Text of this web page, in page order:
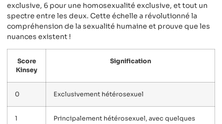
exclusive, 6 pour une homosexualité exclusive, et tout un
spectre entre les deux. Cette échelle a révolutionné la
compréhension de la sexualité humaine et prouve que les
nuances existent !
Score
Kinsey
Signification
0 Exclusivement hétérosexuel
1
Principalement hétérosexuel, avec quelques